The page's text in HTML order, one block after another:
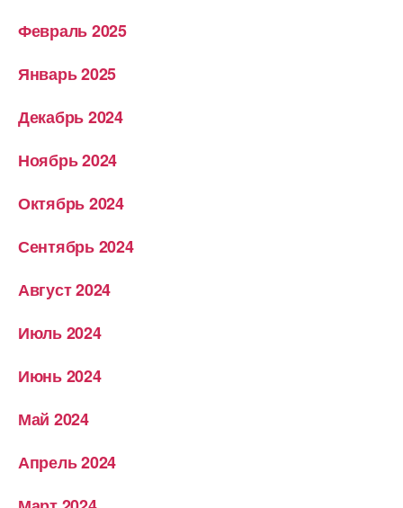
Февраль 2025
Январь 2025
Декабрь 2024
Ноябрь 2024
Октябрь 2024
Сентябрь 2024
Август 2024
Июль 2024
Июнь 2024
Май 2024
Апрель 2024